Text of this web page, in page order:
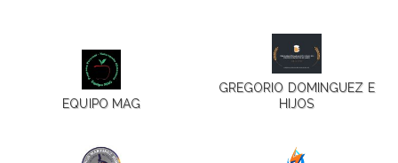
EQUIPO MAG
GREGORIO DOMINGUEZ E
HIJOS